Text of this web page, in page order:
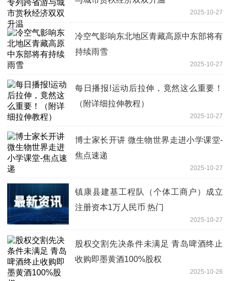
2025-10-27
冷空气影响东北地区青藏高原中东部将有
持续雨雪
2025-10-27
每日播报!运动后拉伸，竟然这么重要！
（附详细拉伸教程）
2025-10-27
博士家长开讲 微生物世界走进小学课堂-
焦点速递
2025-10-27
镇康县建基工程队（个体工商户）成立
注册资本1万人民币 热门
2025-10-27
股权交割先决条件未满足 青岛啤酒终止
收购即墨黄酒100%股权
2025-10-26